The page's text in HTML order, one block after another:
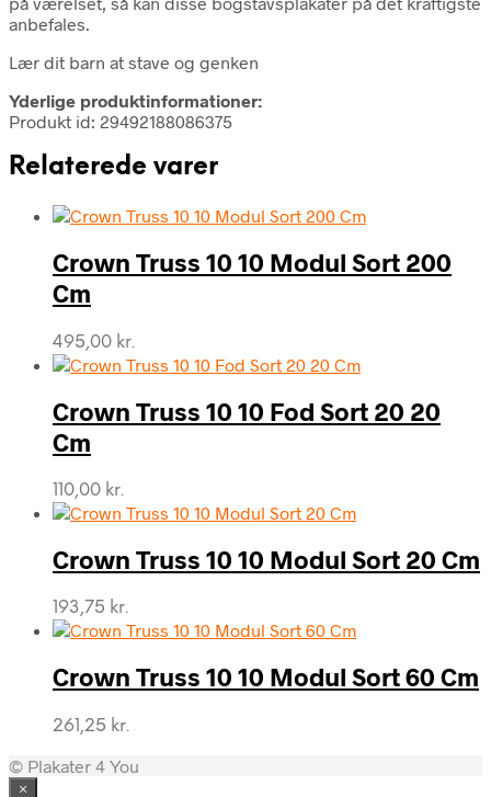
anbefales.
Lær dit barn at stave og genken
Yderlige produktinformationer:
Produkt id: 29492188086375
Relaterede varer
Crown Truss 10 10 Modul Sort 200
Cm
495,00 kr.
Crown Truss 10 10 Fod Sort 20 20
Cm
110,00 kr.
Crown Truss 10 10 Modul Sort 20 Cm
193,75 kr.
Crown Truss 10 10 Modul Sort 60 Cm
261,25 kr.
© Plakater 4 You
×